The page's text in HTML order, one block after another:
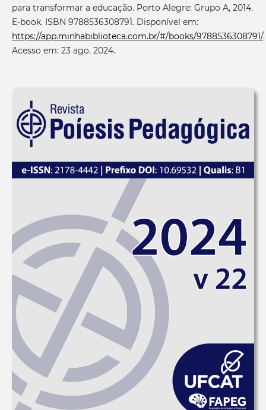
para transformar a educação. Porto Alegre: Grupo A, 2014.
E-book. ISBN 9788536308791. Disponível em:
https://app.minhabiblioteca.com.br/#/books/9788536308791/.
Acesso em: 23 ago. 2024.